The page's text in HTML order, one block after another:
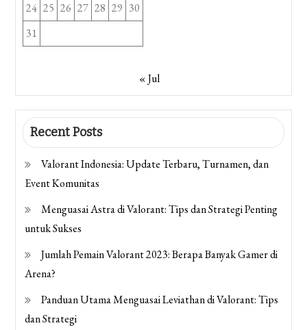
24 25 26 27 28 29 30
31
« Jul
Recent Posts
Valorant Indonesia: Update Terbaru, Turnamen, dan
Event Komunitas
Menguasai Astra di Valorant: Tips dan Strategi Penting
untuk Sukses
Jumlah Pemain Valorant 2023: Berapa Banyak Gamer di
Arena?
Panduan Utama Menguasai Leviathan di Valorant: Tips
dan Strategi